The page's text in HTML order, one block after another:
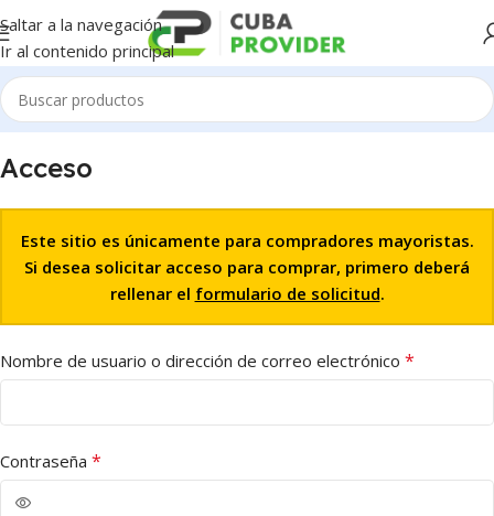
Saltar a la navegación
Ir al contenido principal
Acceso
Este sitio es únicamente para compradores mayoristas.
Si desea solicitar acceso para comprar, primero deberá
rellenar el formulario de solicitud.
Nombre de usuario o dirección de correo electrónico *
Contraseña *